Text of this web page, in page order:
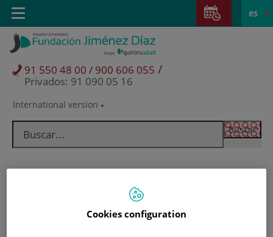
Saltar al contenido
Saltar
contenido
Selector
idioma
activo
es
International version
91 550 48 00 / 900 606 055 /
Privados: 91 090 05 16
Toggle
navigation
Cookies configuration